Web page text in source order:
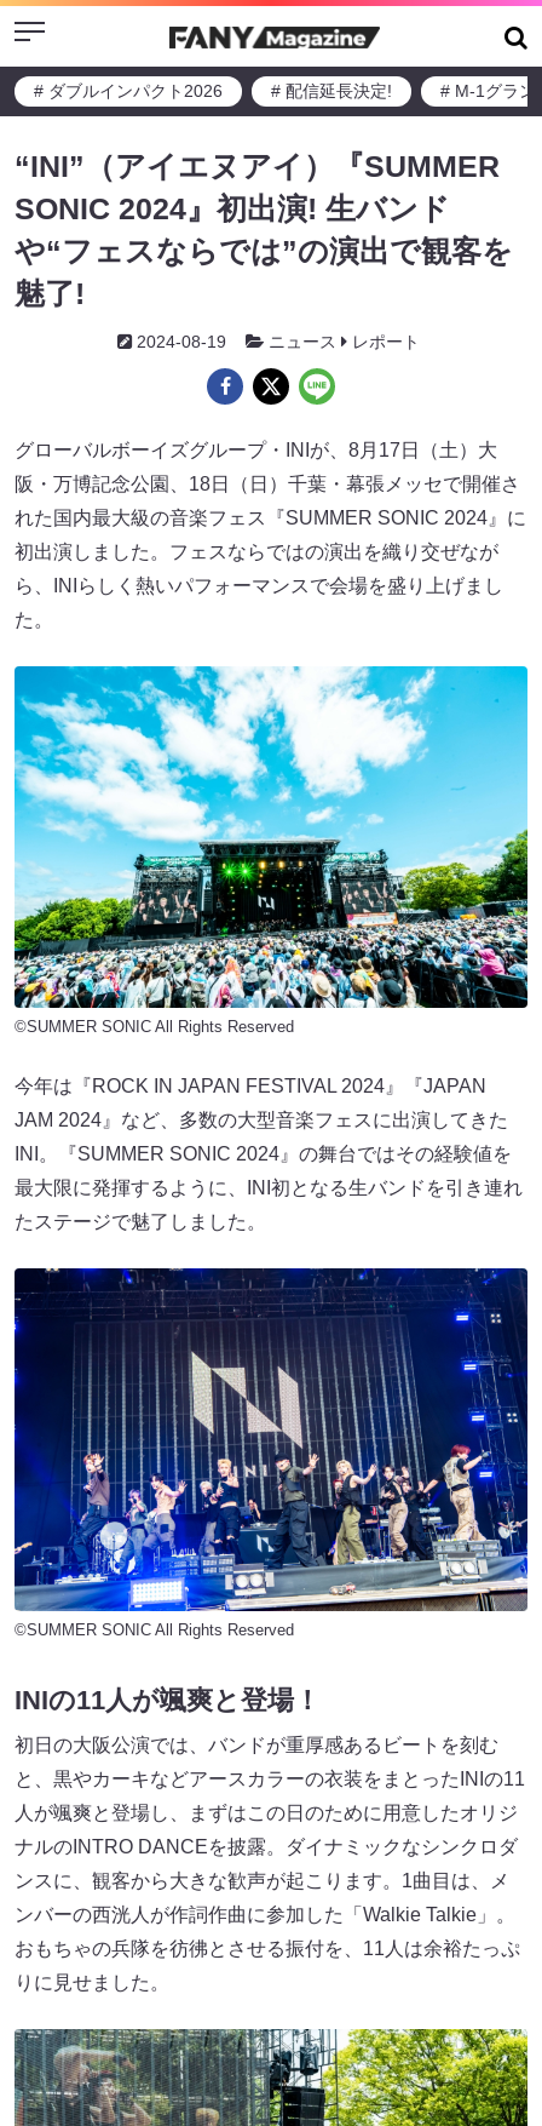
Menu
# ダブルインパクト2026 # 配信延長決定! # M-1グラン
“INI”（アイエヌアイ）『SUMMER
SONIC 2024』初出演! 生バンド
や“フェスならでは”の演出で観客を
魅了!
2024-08-19 ニュース レポート
グローバルボーイズグループ・INIが、8月17日（土）大
阪・万博記念公園、18日（日）千葉・幕張メッセで開催さ
れた国内最大級の音楽フェス『SUMMER SONIC 2024』に
初出演しました。フェスならではの演出を織り交ぜなが
ら、INIらしく熱いパフォーマンスで会場を盛り上げまし
た。
©SUMMER SONIC All Rights Reserved
今年は『ROCK IN JAPAN FESTIVAL 2024』『JAPAN
JAM 2024』など、多数の大型音楽フェスに出演してきた
INI。『SUMMER SONIC 2024』の舞台ではその経験値を
最大限に発揮するように、INI初となる生バンドを引き連れ
たステージで魅了しました。
©SUMMER SONIC All Rights Reserved
INIの11人が颯爽と登場！
初日の大阪公演では、バンドが重厚感あるビートを刻む
と、黒やカーキなどアースカラーの衣装をまとったINIの11
人が颯爽と登場し、まずはこの日のために用意したオリジ
ナルのINTRO DANCEを披露。ダイナミックなシンクロダ
ンスに、観客から大きな歓声が起こります。1曲目は、メ
ンバーの西洸人が作詞作曲に参加した「Walkie Talkie」。
おもちゃの兵隊を彷彿とさせる振付を、11人は余裕たっぷ
りに見せました。